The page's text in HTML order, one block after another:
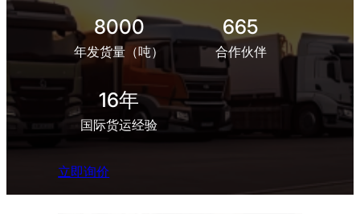
8000
年发货量（吨）
665
合作伙伴
16年
国际货运经验
立即询价